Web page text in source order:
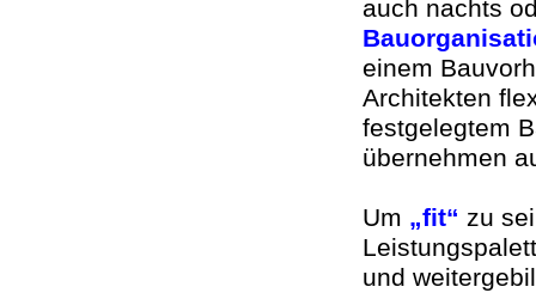
auch nachts
einem
Architekten
festgelegtem
übernehmen
Um „fit“ zu
und